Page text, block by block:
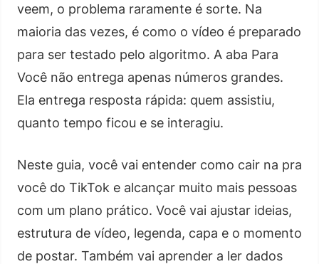
veem, o problema raramente é sorte. Na
maioria das vezes, é como o vídeo é preparado
para ser testado pelo algoritmo. A aba Para
Você não entrega apenas números grandes.
Ela entrega resposta rápida: quem assistiu,
quanto tempo ficou e se interagiu.
Neste guia, você vai entender como cair na pra
você do TikTok e alcançar muito mais pessoas
com um plano prático. Você vai ajustar ideias,
estrutura de vídeo, legenda, capa e o momento
de postar. Também vai aprender a ler dados